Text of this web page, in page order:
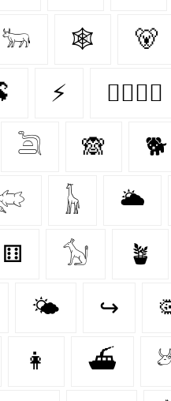
𓃽 🕸️ 🐻
⚡ 👩‍❤️‍💋‍👩
𓆖 🙈 🐕
𓃱 🌥️
⚅ 𓃩 🪴
🌤️ ↪
👩 ⛴